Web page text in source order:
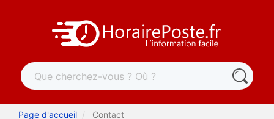
Page d'accueil Contact